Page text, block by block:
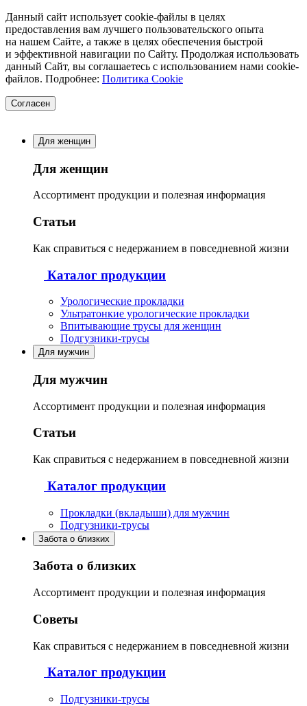
Данный сайт использует cookie-файлы в целях
предоставления вам лучшего пользовательского опыта
на нашем Сайте, а также в целях обеспечения быстрой
и эффективной навигации по Сайту. Продолжая использовать
данный Сайт, вы соглашаетесь с использованием нами cookie-
файлов. Подробнее: Политика Cookie
Согласен
Для женщин
Для женщин
Ассортимент продукции и полезная информация
Статьи
Как справиться с недержанием в повседневной жизни
Каталог продукции
Урологические прокладки
Ультратонкие урологические прокладки
Впитывающие трусы для женщин
Подгузники-трусы
Для мужчин
Для мужчин
Ассортимент продукции и полезная информация
Статьи
Как справиться с недержанием в повседневной жизни
Каталог продукции
Прокладки (вкладыши) для мужчин
Подгузники-трусы
Забота о близких
Забота о близких
Ассортимент продукции и полезная информация
Советы
Как справиться с недержанием в повседневной жизни
Каталог продукции
Подгузники-трусы